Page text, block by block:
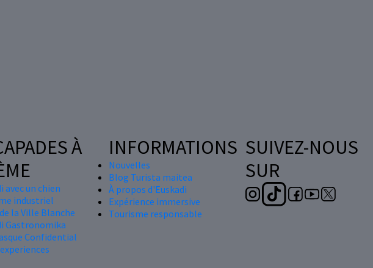
À
avec un chien
industriel
la Ville Blanche
Gastronomika
Confidential
INFORMATIONS
Nouvelles
Blog Turista maitea
À propos d'Euskadi
Expérience immersive
Tourisme responsable
SUIVEZ-NOUS
SUR